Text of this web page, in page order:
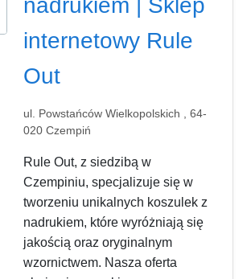
nadrukiem | Sklep
internetowy Rule
Out
ul. Powstańców Wielkopolskich , 64-
020 Czempiń
Rule Out, z siedzibą w
Czempiniu, specjalizuje się w
tworzeniu unikalnych koszulek z
nadrukiem, które wyróżniają się
jakością oraz oryginalnym
wzornictwem. Nasza oferta